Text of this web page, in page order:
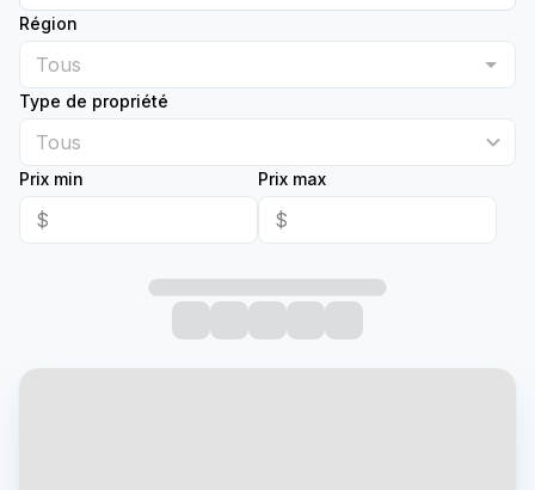
Région
Type de propriété
Tous
Prix min
$
Prix max
$